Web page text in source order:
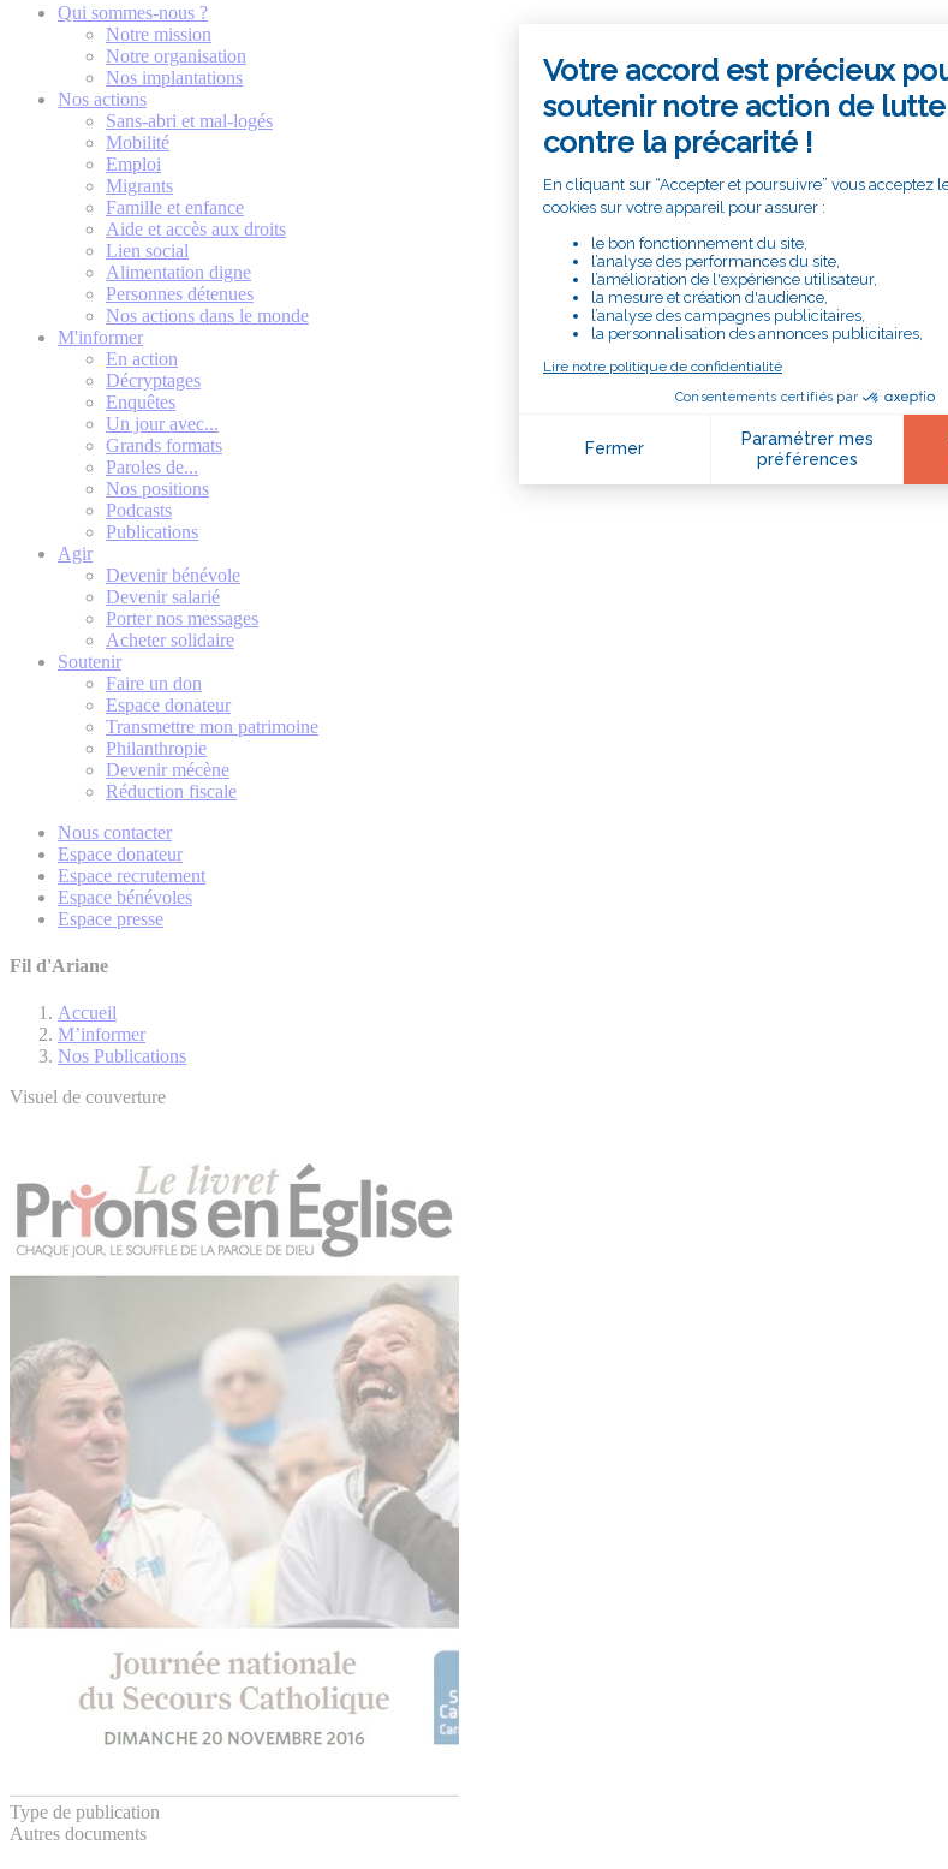
Qui sommes-nous ?
Notre mission
Notre organisation
Nos implantations
Nos actions
Sans-abri et mal-logés
Mobilité
Emploi
Migrants
Famille et enfance
Aide et accès aux droits
Lien social
Alimentation digne
Personnes détenues
Nos actions dans le monde
M'informer
En action
Décryptages
Enquêtes
Un jour avec...
Grands formats
Paroles de...
Nos positions
Podcasts
Publications
Agir
Devenir bénévole
Devenir salarié
Porter nos messages
Acheter solidaire
Soutenir
Faire un don
Espace donateur
Transmettre mon patrimoine
Philanthropie
Devenir mécène
Réduction fiscale
Nous contacter
Espace donateur
Espace recrutement
Espace bénévoles
Espace presse
Fil d'Ariane
Accueil
M’informer
Nos Publications
Visuel de couverture
Type de publication
Autres documents